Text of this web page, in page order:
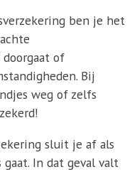
ben je het
of
Bij
weg of zelfs
sluit je af als
In dat geval valt